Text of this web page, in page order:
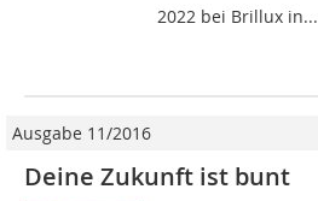
2022 bei Brillux in...
Ausgabe 11/2016
Deine Zukunft ist bunt